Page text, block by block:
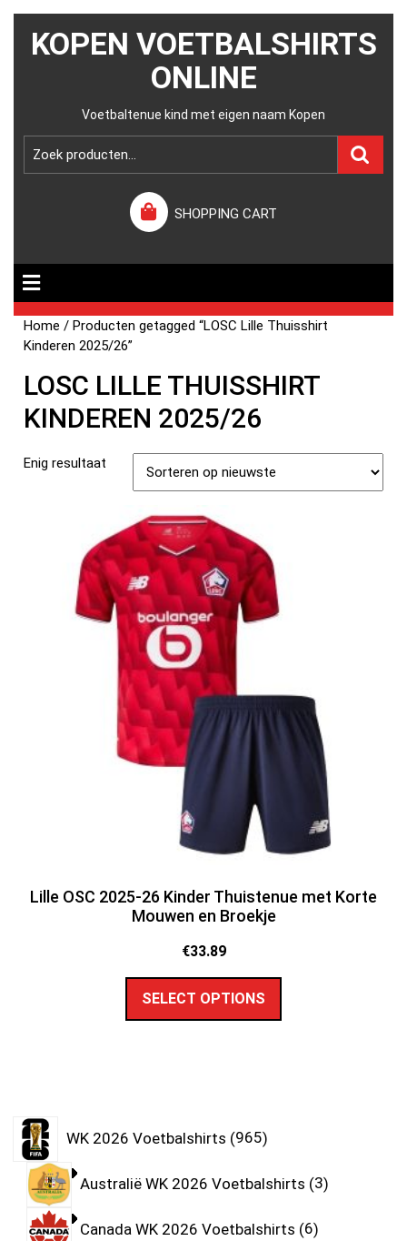
KOPEN VOETBALSHIRTS
ONLINE
Voetbaltenue kind met eigen naam Kopen
SHOPPING CART
Home / Producten getagged “LOSC Lille Thuisshirt
Kinderen 2025/26”
LOSC LILLE THUISSHIRT
KINDEREN 2025/26
Enig resultaat
Lille OSC 2025-26 Kinder Thuistenue met Korte
Mouwen en Broekje
€33.89
SELECT OPTIONS
WK 2026 Voetbalshirts 965
Australië WK 2026 Voetbalshirts 3
Canada WK 2026 Voetbalshirts 6